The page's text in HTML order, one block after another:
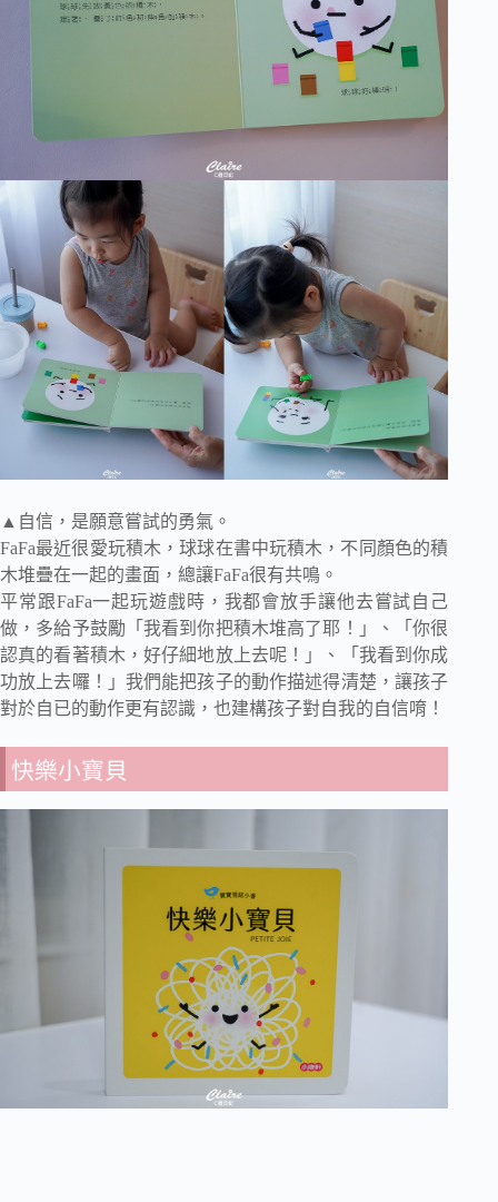
▲自信，是願意嘗試的勇氣。
FaFa最近很愛玩積木，球球在書中玩積木，不同顏色的積
木堆疊在一起的畫面，總讓FaFa很有共鳴。
平常跟FaFa一起玩遊戲時，我都會放手讓他去嘗試自己
做，多給予鼓勵「我看到你把積木堆高了耶！」、「你很
認真的看著積木，好仔細地放上去呢！」、「我看到你成
功放上去囉！」我們能把孩子的動作描述得清楚，讓孩子
對於自已的動作更有認識，也建構孩子對自我的自信唷！
快樂小寶貝